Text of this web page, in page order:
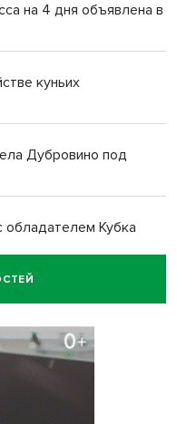
на 4 дня объявлена в
куньих
Дубровино под
обладателем Кубка